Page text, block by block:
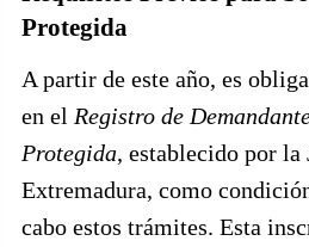
Protegida
A partir de este año, es
en el Registro de
Protegida, establecido por la
Extremadura, como
cabo estos trámites. Esta